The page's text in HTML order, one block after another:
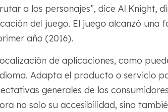
a los personajes”, dice Al Knight,
del juego. El juego alcanzó una
año (2016).
de aplicaciones, como
Adapta el producto o servicio
generales de los
no solo su accesibilidad, sino